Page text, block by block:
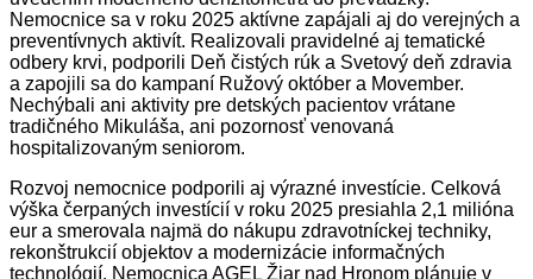
Nemocnice sa v roku 2025 aktívne zapájali aj do verejných a
preventívnych aktivít. Realizovali pravidelné aj tematické
odbery krvi, podporili Deň čistých rúk a Svetový deň zdravia
a zapojili sa do kampaní Ružový október a Movember.
Nechýbali ani aktivity pre detských pacientov vrátane
tradičného Mikuláša, ani pozornosť venovaná
hospitalizovaným seniorom.
Rozvoj nemocnice podporili aj výrazné investície. Celková
výška čerpaných investícií v roku 2025 presiahla 2,1 milióna
eur a smerovala najmä do nákupu zdravotníckej techniky,
rekonštrukcií objektov a modernizácie informačných
technológií. Nemocnica AGEL Žiar nad Hronom plánuje v